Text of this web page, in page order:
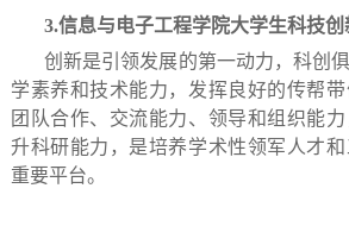
3.信息与电子工程学院大学生科技
创新是引领发展的第一动力，科创
学素养和技术能力，发挥良好的传帮
团队合作、交流能力、领导和组织能
升科研能力，是培养学术性领军人才
重要平台。